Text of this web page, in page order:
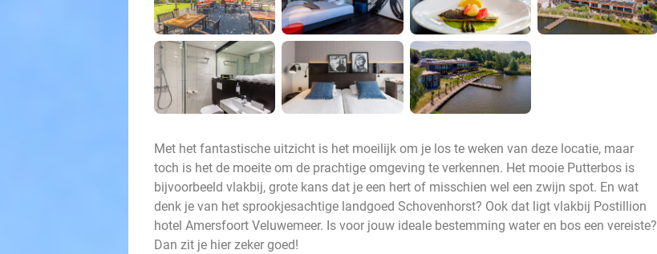
Met het fantastische uitzicht is het moeilijk om je los te weken van deze locatie, maar
toch is het de moeite om de prachtige omgeving te verkennen. Het mooie Putterbos is
bijvoorbeeld vlakbij, grote kans dat je een hert of misschien wel een zwijn spot. En wat
denk je van het sprookjesachtige landgoed Schovenhorst? Ook dat ligt vlakbij Postillion
hotel Amersfoort Veluwemeer. Is voor jouw ideale bestemming water en bos een vereiste?
Dan zit je hier zeker goed!